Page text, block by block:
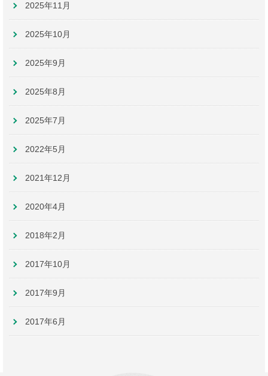
2025年11月
2025年10月
2025年9月
2025年8月
2025年7月
2022年5月
2021年12月
2020年4月
2018年2月
2017年10月
2017年9月
2017年6月